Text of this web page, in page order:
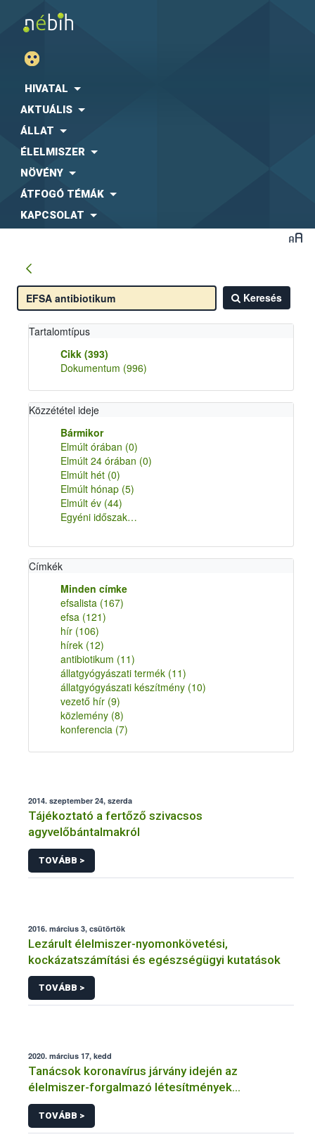
HIVATAL
AKTUÁLIS
ÁLLAT
ÉLELMISZER
NÖVÉNY
ÁTFOGÓ TÉMÁK
KAPCSOLAT
Keresés
Tartalomtípus
Cikk (393)
Dokumentum (996)
Közzététel ideje
Bármikor
Elmúlt órában (0)
Elmúlt 24 órában (0)
Elmúlt hét (0)
Elmúlt hónap (5)
Elmúlt év (44)
Egyéni időszak…
Címkék
Minden címke
efsalista (167)
efsa (121)
hír (106)
hírek (12)
antibiotikum (11)
állatgyógyászati termék (11)
állatgyógyászati készítmény (10)
vezető hír (9)
közlemény (8)
konferencia (7)
2014. szeptember 24, szerda
Tájékoztató a fertőző szivacsos
agyvelőbántalmakról
TOVÁBB >
2016. március 3, csütörtök
Lezárult élelmiszer-nyomonkövetési,
kockázatszámítási és egészségügyi kutatások
TOVÁBB >
2020. március 17, kedd
Tanácsok koronavírus járvány idején az
élelmiszer-forgalmazó létesítmények
üzemeltetőinek
TOVÁBB >